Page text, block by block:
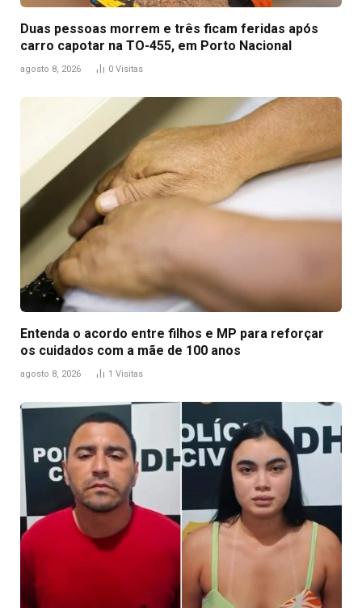
Duas pessoas morrem e três ficam feridas após
carro capotar na TO-455, em Porto Nacional
agosto 8, 2026 0 Visitas
Entenda o acordo entre filhos e MP para reforçar
os cuidados com a mãe de 100 anos
agosto 8, 2026 1 Visitas